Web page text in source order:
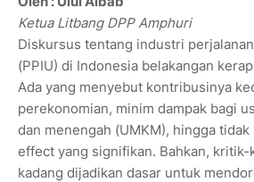
Ketua Litbang DPP Amphuri
Diskursus tentang industri
(PPIU) di Indonesia belakangan
Ada yang menyebut kontribusinya
perekonomian, minim dampak bagi
dan menengah (UMKM), hingga
effect yang signifikan. Bahkan,
kadang dijadikan dasar untuk